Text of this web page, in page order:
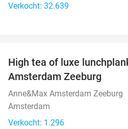
Verkocht: 32.639
High tea of luxe
Amsterdam Zeeburg
Anne&Max Amsterdam Zeeburg
Amsterdam
Verkocht: 1.296